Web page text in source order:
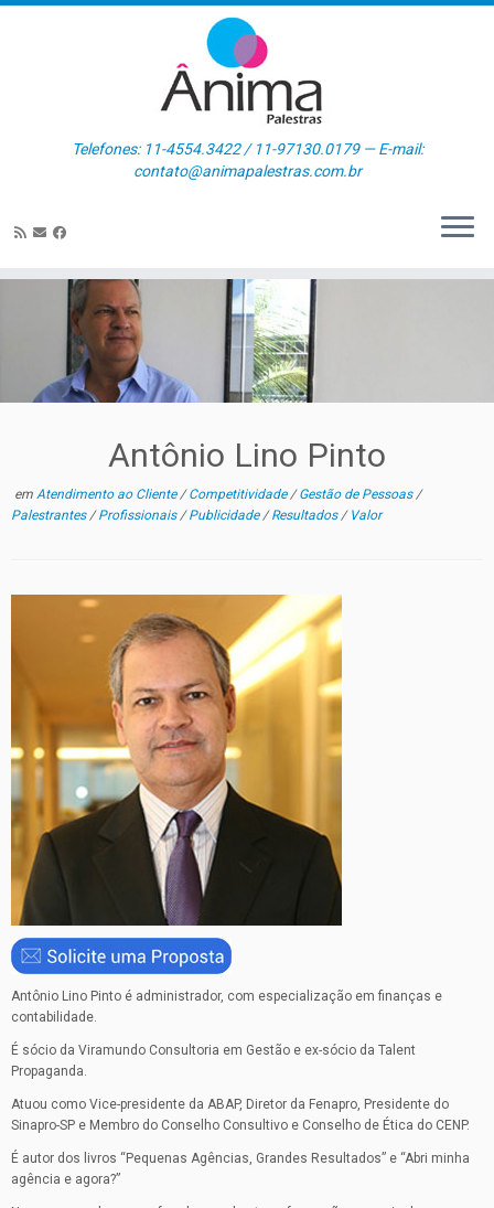
Skip
Telefones: 11-4554.3422 / 11-97130.0179 — E-mail:
contato@animapalestras.com.br
Antônio Lino Pinto
em Atendimento ao Cliente/Competitividade/Gestão de Pessoas/
Palestrantes/Profissionais/Publicidade/Resultados/ Valor
Antônio Lino Pinto é administrador, com especialização em finanças e
contabilidade.
É sócio da Viramundo Consultoria em Gestão e ex-sócio da Talent
Propaganda.
Atuou como Vice-presidente da ABAP, Diretor da Fenapro, Presidente do
Sinapro-SP e Membro do Conselho Consultivo e Conselho de Ética do CENP.
É autor dos livros “Pequenas Agências, Grandes Resultados” e “Abri minha
agência e agora?”